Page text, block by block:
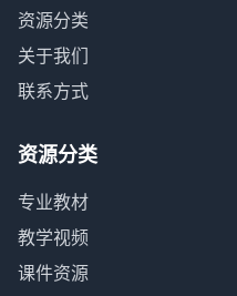
资源分类
关于我们
联系方式
资源分类
专业教材
教学视频
课件资源